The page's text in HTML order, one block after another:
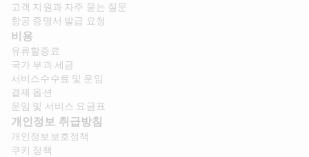
고객 지원과 자주 묻는 질문
항공 증명서 발급 요청
비용
유류할증료
국가 부과 세금
서비스수수료 및 운임
결제 옵션
운임 및 서비스 요금표
개인정보 취급방침
개인정보보호정책
쿠키 정책